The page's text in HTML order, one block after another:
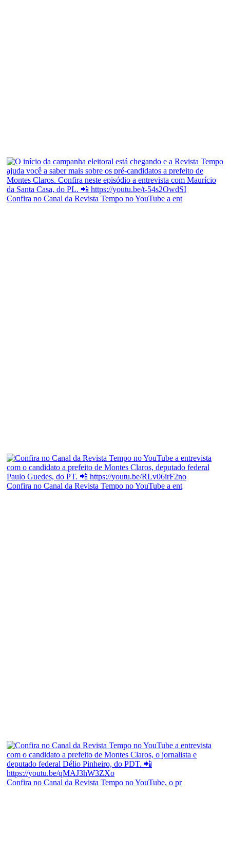
Confira no Canal da Revista Tempo no YouTube a ent
Confira no Canal da Revista Tempo no YouTube a ent
Confira no Canal da Revista Tempo no YouTube, o pr